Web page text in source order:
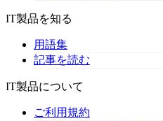
IT製品を知る
用語集
記事を読む
IT製品について
ご利用規約